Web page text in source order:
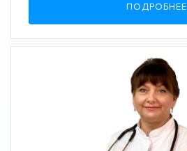
ПОДРОБНЕЕ